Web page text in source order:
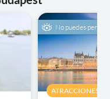
No puedes
ATRACCIONES Y